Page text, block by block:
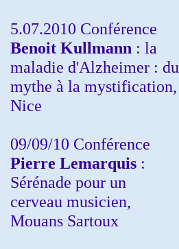
5.07.2010 Conférence
Benoit Kullmann : la
maladie d'Alzheimer : du
mythe à la mystification,
Nice
09/09/10 Conférence
Pierre Lemarquis :
Sérénade pour un
cerveau musicien,
Mouans Sartoux